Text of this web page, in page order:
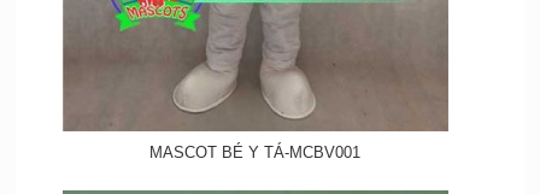
MASCOT BÉ Y TÁ-MCBV001